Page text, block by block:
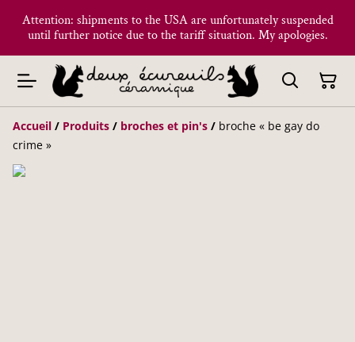
Attention: shipments to the USA are unfortunately suspended
until further notice due to the tariff situation. My apologies.
Accueil / Produits / broches et pin's / broche « be gay do
crime »